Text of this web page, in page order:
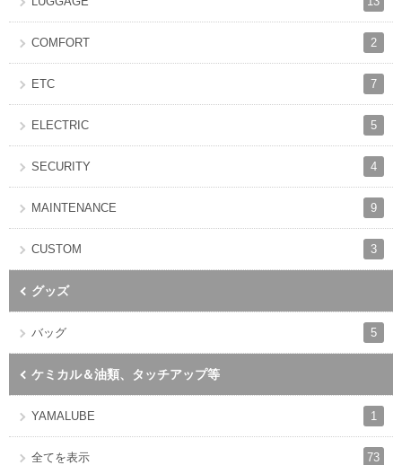
COMFORT 2
ETC 7
ELECTRIC 5
SECURITY 4
MAINTENANCE 9
CUSTOM 3
グッズ
バッグ 5
ケミカル＆油類、タッチアップ等
YAMALUBE 1
全てを表示 73